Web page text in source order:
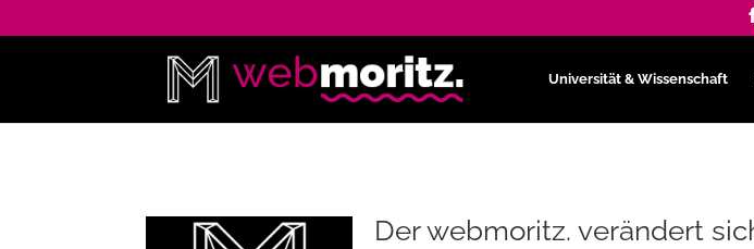
Universität & Wissenschaft
Der webmoritz. verändert